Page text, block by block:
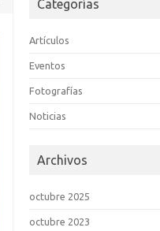
Categorías
Artículos
Eventos
Fotografías
Noticias
Archivos
octubre 2025
octubre 2023